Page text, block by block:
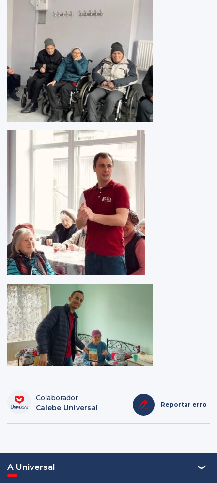
Colaborador
Calebe Universal
Reportar erro
A Universal